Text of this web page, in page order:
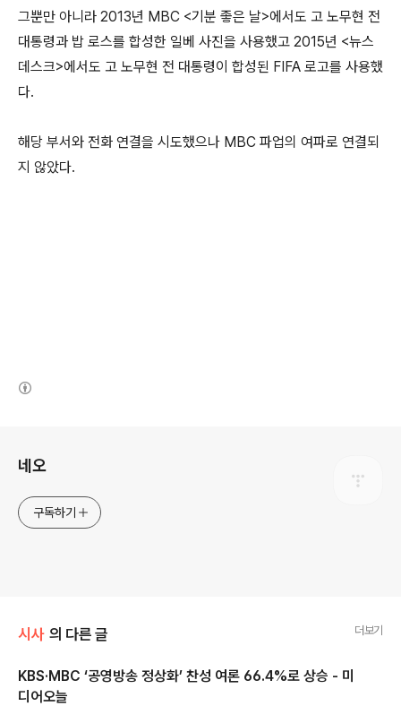
그뿐만 아니라 2013년 MBC <기분 좋은 날>에서도 고 노무현 전
대통령과 밥 로스를 합성한 일베 사진을 사용했고 2015년 <뉴스
데스크>에서도 고 노무현 전 대통령이 합성된 FIFA 로고를 사용했
다.
해당 부서와 전화 연결을 시도했으나 MBC 파업의 여파로 연결되
지 않았다.
네오
구독하기
시사 의 다른 글 더보기
KBS·MBC ‘공영방송 정상화’ 찬성 여론 66.4%로 상승 - 미
디어오늘